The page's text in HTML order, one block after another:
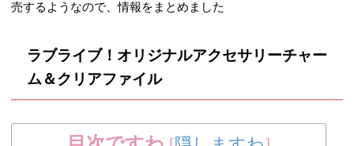
売するようなので、情報をまとめました
ラブライブ！オリジナルアクセサリーチャー
ム＆クリアファイル